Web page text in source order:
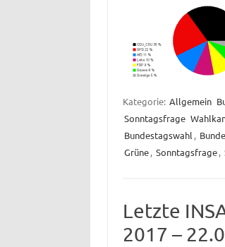
Kategorie: Allgemein
Sonntagsfrage
Bundestagswahl ,
Grüne, Sonntagsfrage,
Letzte
2017 –